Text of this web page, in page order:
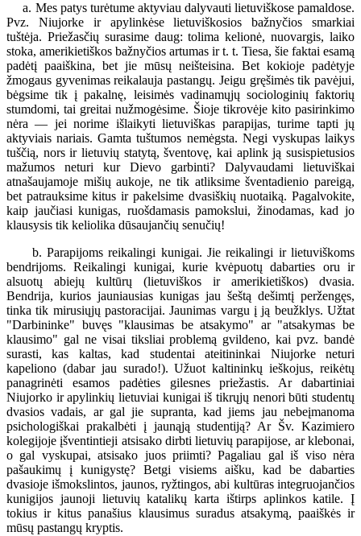
a. Mes patys turėtume aktyviau dalyvauti lietuviškose pamaldose.
Pvz. Niujorke ir apylinkėse lietuviškosios bažnyčios smarkiai
tuštėja. Priežasčių surasime daug: tolima kelionė, nuovargis, laiko
stoka, amerikietiškos bažnyčios artumas ir t. t. Tiesa, šie faktai esamą
padėtį paaiškina, bet jie mūsų neišteisina. Bet kokioje padėtyje
žmogaus gyvenimas reikalauja pastangų. Jeigu gręšimės tik pavėjui,
bėgsime tik į pakalnę, leisimės vadinamųjų sociologinių faktorių
stumdomi, tai greitai nužmogėsime. Šioje tikrovėje kito pasirinkimo
nėra — jei norime išlaikyti lietuviškas parapijas, turime tapti jų
aktyviais nariais. Gamta tuštumos nemėgsta. Negi vyskupas laikys
tuščią, nors ir lietuvių statytą, šventovę, kai aplink ją susispietusios
mažumos neturi kur Dievo garbinti? Dalyvaudami lietuviškai
atnašaujamoje mišių aukoje, ne tik atliksime šventadienio pareigą,
bet patrauksime kitus ir pakelsime dvasiškių nuotaiką. Pagalvokite,
kaip jaučiasi kunigas, ruošdamasis pamokslui, žinodamas, kad jo
klausysis tik keliolika dūsaujančių senučių!
b. Parapijoms reikalingi kunigai. Jie reikalingi ir lietuviškoms
bendrijoms. Reikalingi kunigai, kurie kvėpuotų dabarties oru ir
alsuotų abiejų kultūrų (lietuviškos ir amerikietiškos) dvasia.
Bendrija, kurios jauniausias kunigas jau šeštą dešimtį peržengęs,
tinka tik mirusiųjų pastoracijai. Jaunimas vargu į ją beužklys. Užtat
"Darbininke" buvęs "klausimas be atsakymo" ar "atsakymas be
klausimo" gal ne visai tiksliai problemą gvildeno, kai pvz. bandė
surasti, kas kaltas, kad studentai ateitininkai Niujorke neturi
kapeliono (dabar jau surado!). Užuot kaltininkų ieškojus, reikėtų
panagrinėti esamos padėties gilesnes priežastis. Ar dabartiniai
Niujorko ir apylinkių lietuviai kunigai iš tikrųjų nenori būti studentų
dvasios vadais, ar gal jie supranta, kad jiems jau nebeįmanoma
psichologiškai prakalbėti į jaunąją studentiją? Ar Šv. Kazimiero
kolegijoje įšventintieji atsisako dirbti lietuvių parapijose, ar klebonai,
o gal vyskupai, atsisako juos priimti? Pagaliau gal iš viso nėra
pašaukimų į kunigystę? Betgi visiems aišku, kad be dabarties
dvasioje išmokslintos, jaunos, ryžtingos, abi kultūras integruojančios
kunigijos jaunoji lietuvių katalikų karta ištirps aplinkos katile. Į
tokius ir kitus panašius klausimus suradus atsakymą, paaiškės ir
mūsų pastangų kryptis.